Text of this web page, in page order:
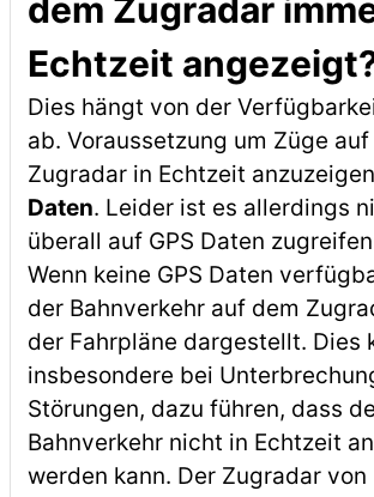
dem Zugradar
Echtzeit
Dies hängt von der
ab. Voraussetzung um Züge auf
Zugradar in Echtzeit
Daten. Leider ist es allerdings
überall auf GPS Daten
Wenn keine GPS Daten
der Bahnverkehr auf dem
der Fahrpläne dargestellt. Dies
insbesondere bei
Störungen, dazu führen, dass
Bahnverkehr nicht in Echtzeit
werden kann. Der Zugradar von